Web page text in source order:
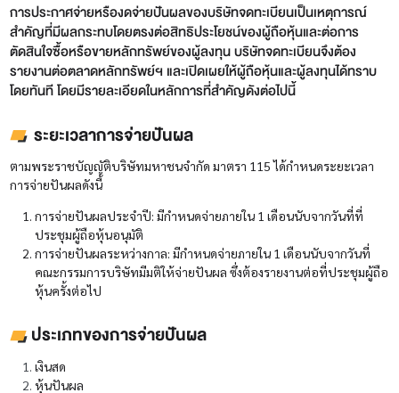
การประกาศจ่ายหรืองดจ่ายปันผลของบริษัทจดทะเบียนเป็นเหตุการณ์
สำคัญที่มีผลกระทบโดยตรงต่อสิทธิประโยชน์ของผู้ถือหุ้นและต่อการ
ตัดสินใจซื้อหรือขายหลักทรัพย์ของผู้ลงทุน บริษัทจดทะเบียนจึงต้อง
รายงานต่อตลาดหลักทรัพย์ฯ และเปิดเผยให้ผู้ถือหุ้นและผู้ลงทุนได้ทราบ
โดยทันที โดยมีรายละเอียดในหลักการที่สำคัญดังต่อไปนี้
ระยะเวลาการจ่ายปันผล
ตามพระราชบัญญัติบริษัทมหาชนจำกัด มาตรา 115 ได้กำหนดระยะเวลา
การจ่ายปันผลดังนี้
การจ่ายปันผลประจำปี: มีกำหนดจ่ายภายใน 1 เดือนนับจากวันที่ที่
ประชุมผู้ถือหุ้นอนุมัติ
การจ่ายปันผลระหว่างกาล: มีกำหนดจ่ายภายใน 1 เดือนนับจากวันที่
คณะกรรมการบริษัทมีมติให้จ่ายปันผล ซึ่งต้องรายงานต่อที่ประชุมผู้ถือ
หุ้นครั้งต่อไป
ประเภทของการจ่ายปันผล
เงินสด
หุ้นปันผล